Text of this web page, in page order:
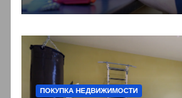
ПОКУПКА НЕДВИЖИМОСТИ